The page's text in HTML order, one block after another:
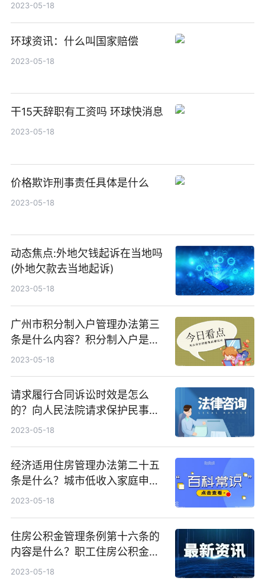
2023-05-18
环球资讯：什么叫国家赔偿
2023-05-18
干15天辞职有工资吗 环球快消息
2023-05-18
价格欺诈刑事责任具体是什么
2023-05-18
动态焦点:外地欠钱起诉在当地吗
(外地欠款去当地起诉)
2023-05-18
广州市积分制入户管理办法第三
条是什么内容？积分制入户是指
什么呢？
2023-05-18
请求履行合同诉讼时效是怎么
的？向人民法院请求保护民事权
利的诉讼时效期间为三年吗？
2023-05-18
经济适用住房管理办法第二十五
条是什么？城市低收入家庭申请
购买经济适用住房应同时符合哪
2023-05-18
住房公积金管理条例第十六条的
内容是什么？职工住房公积金的
月缴存额为多少？
2023-05-18